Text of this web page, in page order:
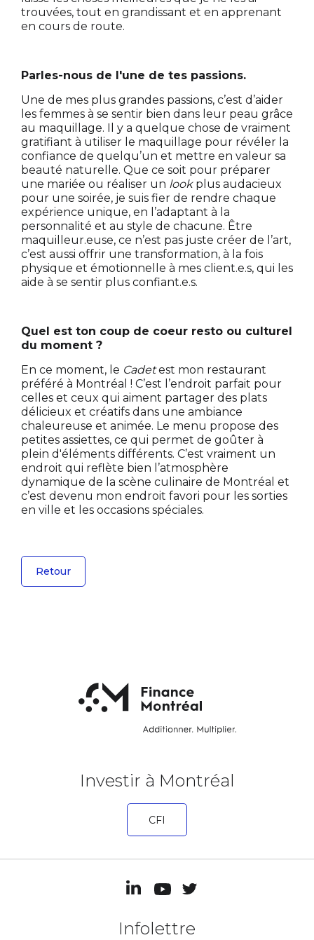
trouvées, tout en grandissant et en apprenant
en cours de route.
Parles-nous de l'une de tes passions.
Une de mes plus grandes passions, c’est d’aider
les femmes à se sentir bien dans leur peau grâce
au maquillage. Il y a quelque chose de vraiment
gratifiant à utiliser le maquillage pour révéler la
confiance de quelqu’un et mettre en valeur sa
beauté naturelle. Que ce soit pour préparer
une mariée ou réaliser un lookplus audacieux
pour une soirée, je suis fier de rendre chaque
expérience unique, en l’adaptant à la
personnalité et au style de chacune. Être
maquilleur.euse, ce n’est pas juste créer de l’art,
c’est aussi offrir une transformation, à la fois
physique et émotionnelle à mes client.e.s, qui les
aide à se sentir plus confiant.e.s.
Quel est ton coup de coeur resto ou culturel
du moment ?
En ce moment, le Cadetest mon restaurant
préféré à Montréal ! C’est l’endroit parfait pour
celles et ceux qui aiment partager des plats
délicieux et créatifs dans une ambiance
chaleureuse et animée. Le menu propose des
petites assiettes, ce qui permet de goûter à
plein d'éléments différents. C’est vraiment un
endroit qui reflète bien l’atmosphère
dynamique de la scène culinaire de Montréal et
c’est devenu mon endroit favori pour les sorties
en ville et les occasions spéciales.
Retour
Investir à Montréal
CFI
Infolettre